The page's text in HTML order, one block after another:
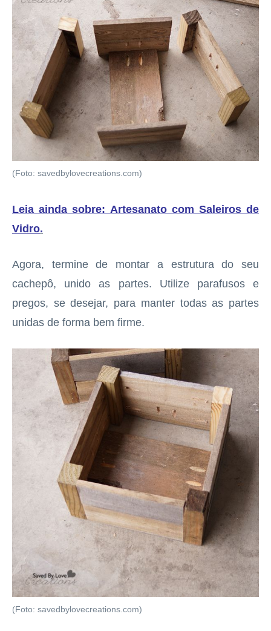
(Foto: savedbylovecreations.com)
Leia ainda sobre: Artesanato com Saleiros de
Vidro.
Agora, termine de montar a estrutura do seu
cachepô, unido as partes. Utilize parafusos e
pregos, se desejar, para manter todas as partes
unidas de forma bem firme.
(Foto: savedbylovecreations.com)